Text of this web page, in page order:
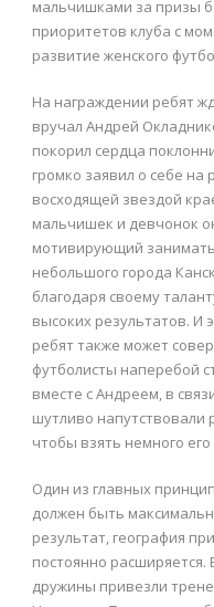
мальчишками за призы
приоритетов клуба с
развитие женского
На награждении ребят
вручал Андрей
покорил сердца
громко заявил о себе на
восходящей звездой
мальчишек и девчонок
мотивирующий
небольшого города
благодаря своему
высоких результатов. И
ребят также может
футболисты наперебой
вместе с Андреем, в
шутливо напутствовали
чтобы взять немного
Один из главных
должен быть
результат, география
постоянно
дружины привезли